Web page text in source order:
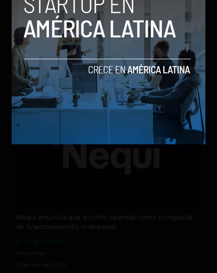
Qwen 3.8-Max, la nueva IA de Alibaba que desafía a
los modelos más poderosos
by Sergio Ramos
Actualidad
5 de agosto de 2026
Nequi anuncia que pronto operará como compañía
de financiamiento independi
31 de julio de 2026